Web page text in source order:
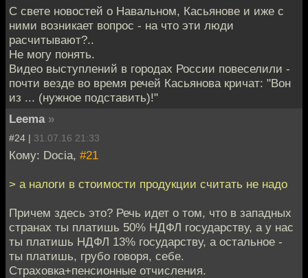
С свете новостей о Навальном, Касьянове и иже с
ними возникает вопрос - на что эти люди
расчитывают?..
Не могу понять.
Видео выступлений в городах России повеселили -
почти везде во время речей Касьянова кричат: "Вон
из ... (нужное подставить)!"
Leema »
#24 | 31.07.16 21:33
Кому: Docia, #21
> а налоги в стоимости продукции считать не надо
Причем здесь это? Речь идет о том, что в западных
странах ты платишь 50% НДФЛ государству, а у нас
ты платишь НДФЛ 13% государству, а остальное -
ты платишь, грубо говоря, себе.
Страховка+пенсионные отчисления.